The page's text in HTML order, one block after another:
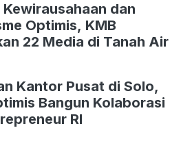
Kewirausahaan dan
Optimis, KMB
22 Media di Tanah Air
Kantor Pusat di Solo,
Bangun Kolaborasi
RI